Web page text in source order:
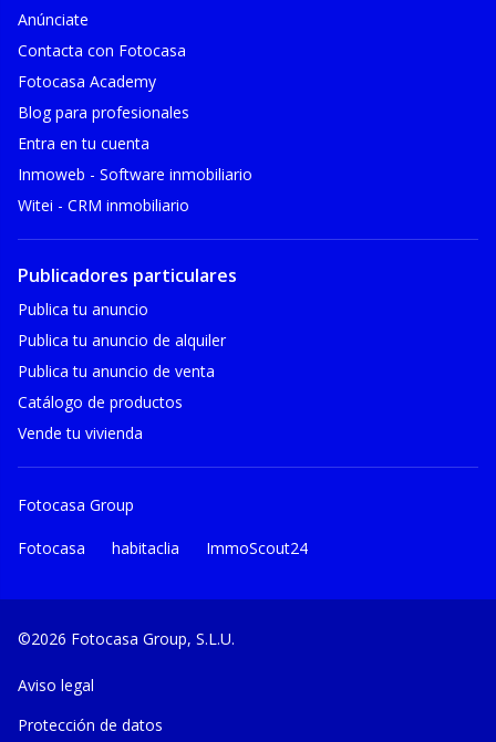
Anúnciate
Contacta con Fotocasa
Fotocasa Academy
Blog para profesionales
Entra en tu cuenta
Inmoweb - Software inmobiliario
Witei - CRM inmobiliario
Publicadores particulares
Publica tu anuncio
Publica tu anuncio de alquiler
Publica tu anuncio de venta
Catálogo de productos
Vende tu vivienda
Fotocasa Group
Fotocasa habitaclia ImmoScout24
©2026 Fotocasa Group, S.L.U.
Aviso legal
Protección de datos